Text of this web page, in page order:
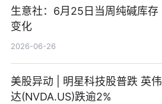
生意社：6月25日当周纯碱库存
变化
2026-06-26
美股异动 | 明星科技股普跌 英伟
达(NVDA.US)跌逾2%